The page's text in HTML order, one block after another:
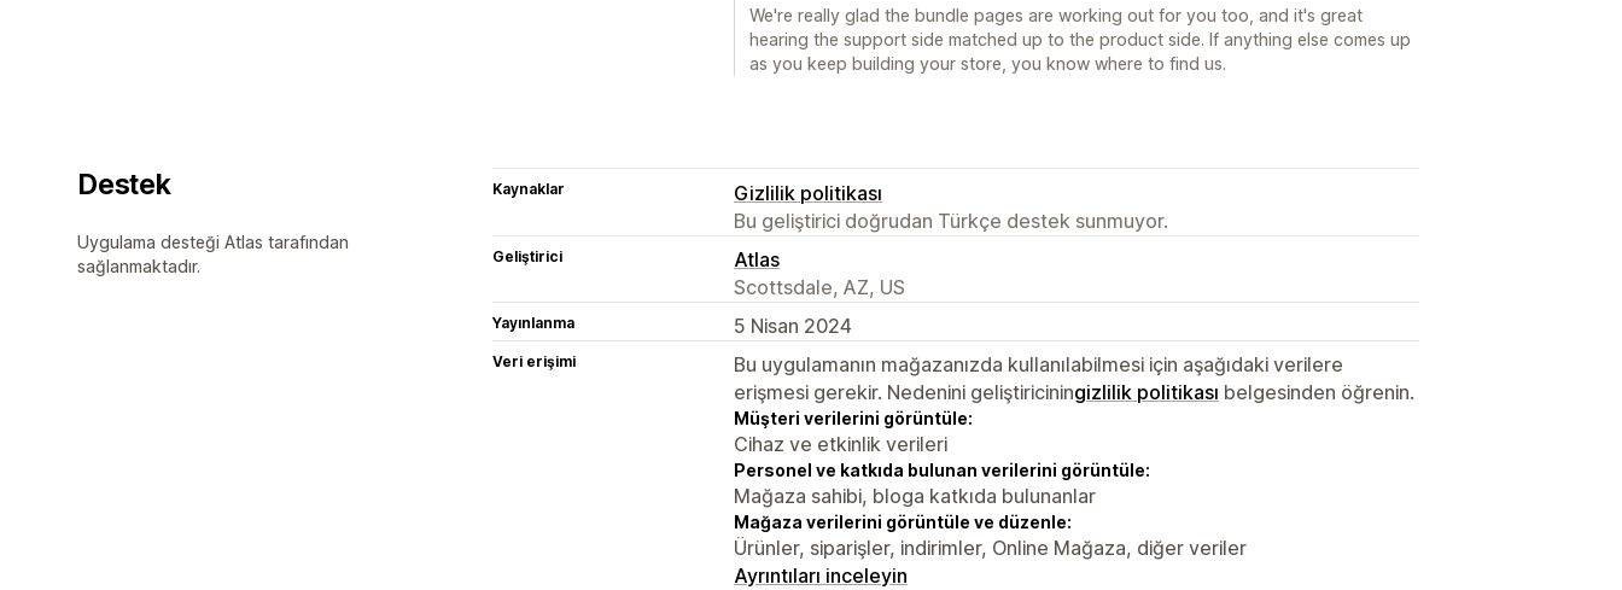
We're really glad the bundle pages are working out for you too, and it's great
hearing the support side matched up to the product side. If anything else comes up
as you keep building your store, you know where to find us.
Destek
Uygulama desteği Atlas tarafından
sağlanmaktadır.
Kaynaklar
Gizlilik politikası
Bu geliştirici doğrudan Türkçe destek sunmuyor.
Geliştirici
Atlas
Scottsdale, AZ, US
Yayınlanma 5 Nisan 2024
Veri erişimi
Bu uygulamanın mağazanızda kullanılabilmesi için aşağıdaki verilere
erişmesi gerekir. Nedenini geliştiriciningizlilik politikası belgesinden öğrenin.
Müşteri verilerini görüntüle:
Cihaz ve etkinlik verileri
Personel ve katkıda bulunan verilerini görüntüle:
Mağaza sahibi, bloga katkıda bulunanlar
Mağaza verilerini görüntüle ve düzenle:
Ürünler, siparişler, indirimler, Online Mağaza, diğer veriler
Ayrıntıları inceleyin